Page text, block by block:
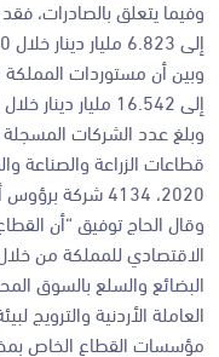
إلى 6.823 مليار دينار خلال 10 شهور من العام الماضي 2022.
إلى 16.542 مليار دينار خلال 10 شهور من العام الماضي 2022.
وبلغ عدد الشركات المسجلة
قطاعات الزراعة والصناعة
2020، 4134 شركة برؤوس أموال 102 مليون دينار.
وقال الحاج توفيق “أن
الاقتصادي للمملكة من
البضائع والسلع بالسوق
العاملة الأردنية والترويج
مؤسسات القطاع الخاص